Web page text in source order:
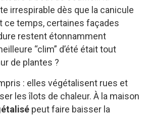
irrespirable dès que la canicule
ce temps, certaines façades
restent étonnamment
“clim” d’été était tout
de plantes ?
: elles végétalisent rues et
les îlots de chaleur. À la maison
peut faire baisser la